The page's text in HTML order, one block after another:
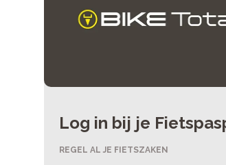
Log in bij je
REGEL AL JE FIETSZAKEN